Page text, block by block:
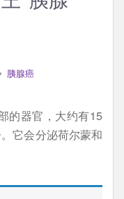
胰腺癌
的器官，大约有15
它会分泌荷尔蒙和